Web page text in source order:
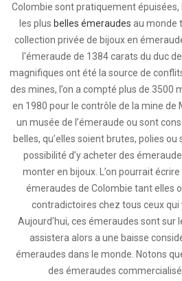
Colombie sont pratiquement épuisées,
les plus belles émeraudes au monde
collection privée de bijoux en
l'émeraude de 1384 carats du duc
magnifiques ont été la source de
des mines, l’on a compté plus de 3500
en 1980 pour le contrôle de la mine de
un musée de l’émeraude ou sont
belles, qu’elles soient brutes, polies
possibilité d’y acheter des
monter en bijoux. L’on pourrait
émeraudes de Colombie tant elles
contradictoires chez tous ceux
Aujourd’hui, ces émeraudes sont sur
assistera alors a une baisse
émeraudes dans le monde. Notons
des émeraudes